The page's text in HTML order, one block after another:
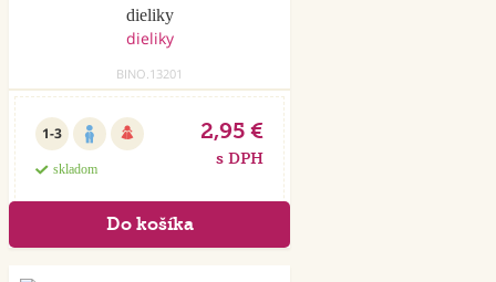
dieliky
BINO.13201
1-3
skladom
2,95 €
s DPH